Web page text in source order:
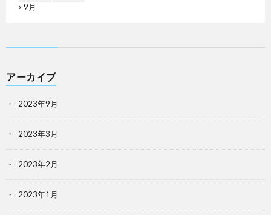
« 9月
アーカイブ
2023年9月
2023年3月
2023年2月
2023年1月